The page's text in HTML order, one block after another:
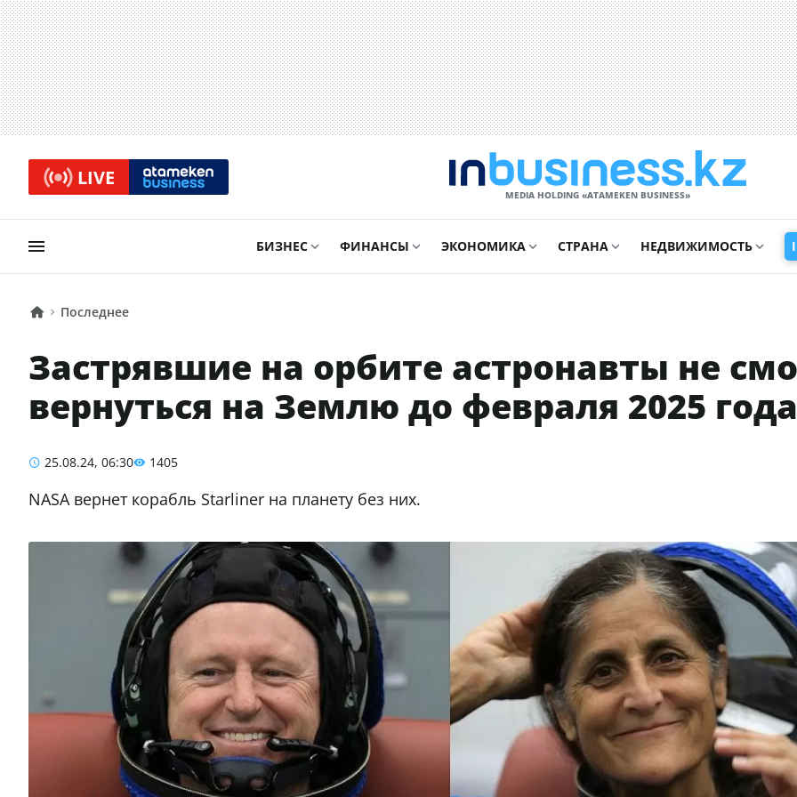
LIVE
MEDIA HOLDING «ATAMEKЕN BUSINESS»
БИЗНЕС ФИНАНСЫ ЭКОНОМИКА СТРАНА НЕДВИЖИМОСТЬ
Последнее
Застрявшие на орбите астронавты не
вернуться на Землю до февраля 2025 года
25.08.24, 06:30 1405
NASA вернет корабль Starliner на планету без них.